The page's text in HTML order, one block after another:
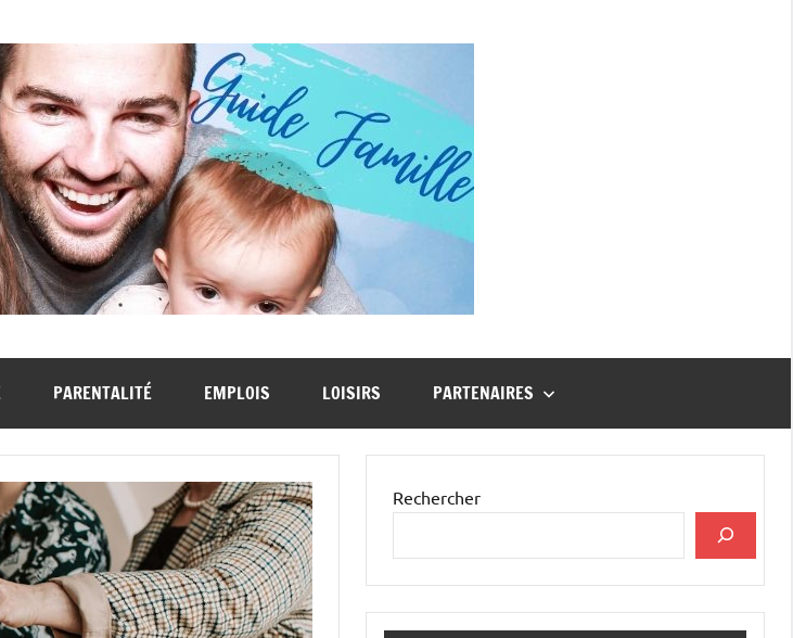
PARENTALITÉ EMPLOIS LOISIRS PARTENAIRES
Rechercher